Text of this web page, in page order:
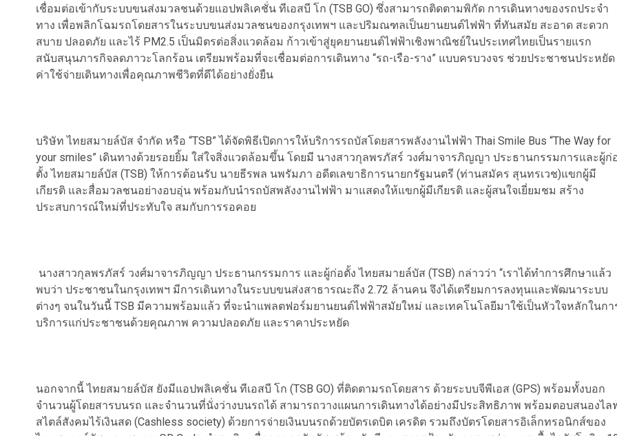
เชื่อมต่อเข้ากับระบบขนส่งมวลชนด้วยแอปพลิเคชั่น ทีเอสบี โก (TSB GO) ซึ่งสามารถติดตามพิกัด การเดินทางของรถประจำ
ทาง เพื่อพลิกโฉมรถโดยสารในระบบขนส่งมวลชนของกรุงเทพฯ และปริมณฑลเป็นยานยนต์ไฟฟ้า ที่ทันสมัย สะอาด สะดวก
สบาย ปลอดภัย และไร้ PM2.5 เป็นมิตรต่อสิ่งแวดล้อม ก้าวเข้าสู่ยุคยานยนต์ไฟฟ้าเชิงพาณิชย์ในประเทศไทยเป็นรายแรก
สนับสนุนภารกิจลดภาวะโลกร้อน เตรียมพร้อมที่จะเชื่อมต่อการเดินทาง “รถ-เรือ-ราง” แบบครบวงจร ช่วยประชาชนประหยัด
ค่าใช้จ่ายเดินทางเพื่อคุณภาพชีวิตที่ดีได้อย่างยั่งยืน
บริษัท ไทยสมายล์บัส จำกัด หรือ “TSB” ได้จัดพิธีเปิดการให้บริการรถบัสโดยสารพลังงานไฟฟ้า Thai Smile Bus “The Way for
your smiles” เดินทางด้วยรอยยิ้ม ใส่ใจสิ่งแวดล้อมขึ้น โดยมี นางสาวกุลพรภัสร์ วงศ์มาจารภิญญา ประธานกรรมการและผู้ก่
ตั้ง ไทยสมายล์บัส (TSB) ให้การต้อนรับ นายธีรพล นพรัมภา อดีตเลขาธิการนายกรัฐมนตรี (ท่านสมัคร สุนทรเวช)แขกผู้มี
เกียรติ และสื่อมวลชนอย่างอบอุ่น พร้อมกับนำรถบัสพลังงานไฟฟ้า มาแสดงให้แขกผู้มีเกียรติ และผู้สนใจเยี่ยมชม สร้าง
ประสบการณ์ใหม่ที่ประทับใจ สมกับการรอคอย
​ นางสาวกุลพรภัสร์ วงศ์มาจารภิญญา ประธานกรรมการ และผู้ก่อตั้ง ไทยสมายล์บัส (TSB) กล่าวว่า “เราได้ทำการศึกษาแล้ว
พบว่า ประชาชนในกรุงเทพฯ มีการเดินทางในระบบขนส่งสาธารณะถึง 2.72 ล้านคน จึงได้เตรียมการลงทุนและพัฒนาระบบ
ต่างๆ จนในวันนี้ TSB มีความพร้อมแล้ว ที่จะนำแพลตฟอร์มยานยนต์ไฟฟ้าสมัยใหม่ และเทคโนโลยีมาใช้เป็นหัวใจหลักในกา
บริการแก่ประชาชนด้วยคุณภาพ ความปลอดภัย และราคาประหยัด
นอกจากนี้ ไทยสมายล์บัส ยังมีแอปพลิเคชั่น ทีเอสบี โก (TSB GO) ที่ติดตามรถโดยสาร ด้วยระบบจีพีเอส (GPS) พร้อมทั้งบอก
จำนวนผู้โดยสารบนรถ และจำนวนที่นั่งว่างบนรถได้ สามารถวางแผนการเดินทางได้อย่างมีประสิทธิภาพ พร้อมตอบสนองไล
สไตล์สังคมไร้เงินสด (Cashless society) ด้วยการจ่ายเงินบนรถด้วยบัตรเดบิต เครดิต รวมถึงบัตรโดยสารอิเล็กทรอนิกส์ของ